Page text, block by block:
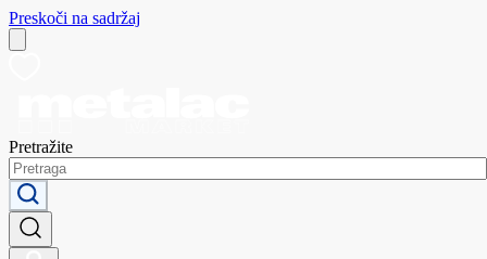
Preskoči na sadržaj
Pretražite